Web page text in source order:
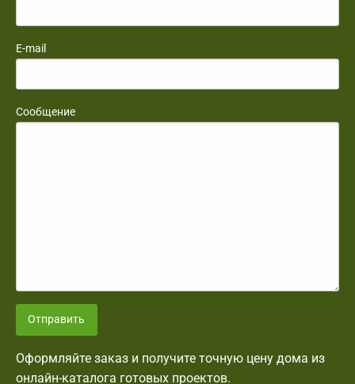
E-mail
Сообщение
Отправить
Оформляйте заказ и получите точную цену дома из
онлайн-каталога готовых проектов.